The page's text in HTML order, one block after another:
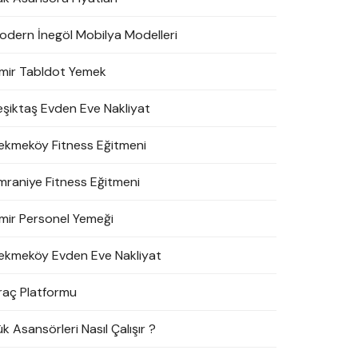
İnegöl Mobilya Modelleri
Tabldot Yemek
Evden Eve Nakliyat
Fitness Eğitmeni
Fitness Eğitmeni
Personel Yemeği
Evden Eve Nakliyat
Platformu
Asansörleri Nasıl Çalışır ?